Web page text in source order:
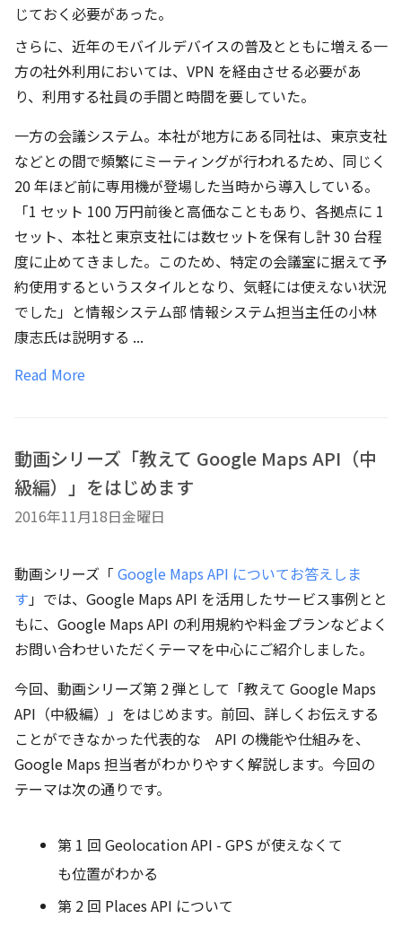
じておく必要があった。
さらに、近年のモバイルデバイスの普及とともに増える一
方の社外利用においては、VPN を経由させる必要があ
り、利用する社員の手間と時間を要していた。
一方の会議システム。本社が地方にある同社は、東京支社
などとの間で頻繁にミーティングが行われるため、同じく
20 年ほど前に専用機が登場した当時から導入している。
「1 セット 100 万円前後と高価なこともあり、各拠点に 1
セット、本社と東京支社には数セットを保有し計 30 台程
度に止めてきました。このため、特定の会議室に据えて予
約使用するというスタイルとなり、気軽には使えない状況
でした」と情報システム部 情報システム担当主任の小林
康志氏は説明する ...
Read More
動画シリーズ「教えて Google Maps API（中
級編）」をはじめます
2016年11月18日金曜日
動画シリーズ「 Google Maps API についてお答えしま
す」では、Google Maps API を活用したサービス事例とと
もに、Google Maps API の利用規約や料金プランなどよく
お問い合わせいただくテーマを中心にご紹介しました。
今回、動画シリーズ第 2 弾として「教えて Google Maps
API（中級編）」をはじめます。前回、詳しくお伝えする
ことができなかった代表的な API の機能や仕組みを、
Google Maps 担当者がわかりやすく解説します。今回の
テーマは次の通りです。
第 1 回 Geolocation API - GPS が使えなくて
も位置がわかる
第 2 回 Places API について